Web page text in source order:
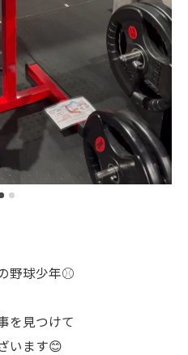
野球少年⚾️
を見つけて
います😊